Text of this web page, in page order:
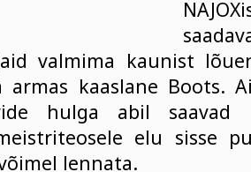
valmima kaunist
armas kaaslane Boots.
hulga abil saavad
elu sisse
lennata.